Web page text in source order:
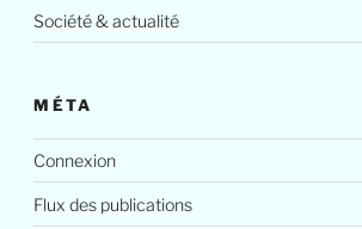
Société & actualité
MÉTA
Connexion
Flux des publications